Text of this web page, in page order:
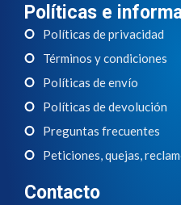
Políticas e
Políticas de privacidad
Términos y condiciones
Políticas de envío
Políticas de devolución
Preguntas frecuentes
Peticiones, quejas,
Contacto